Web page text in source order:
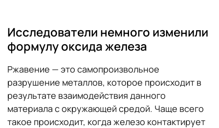
Исследователи немного изменили
формулу оксида железа
Ржавение — это самопроизвольное
разрушение металлов, которое происходит в
результате взаимодействия данного
материала с окружающей средой. Чаще всего
такое происходит, когда железо контактирует